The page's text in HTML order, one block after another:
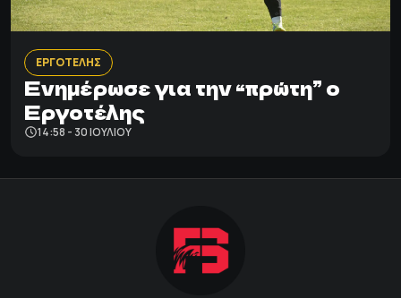
ΕΡΓΟΤΕΛΗΣ
Ενημέρωσε για την “πρώτη” ο
Εργοτέλης
14:58 - 30 ΙΟΥΛΊΟΥ